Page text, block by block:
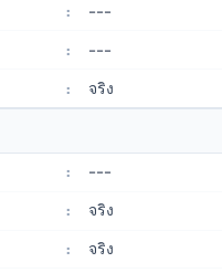
: ---
: ---
: จริง
: ---
: จริง
: จริง